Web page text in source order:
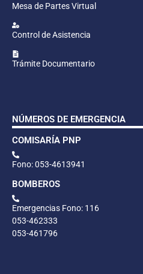
Mesa de Partes Virtual
Control de Asistencia
Trámite Documentario
NÚMEROS DE EMERGENCIA
COMISARÍA PNP
Fono: 053-4613941
BOMBEROS
Emergencias Fono: 116
053-462333
053-461796